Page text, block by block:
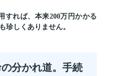
すれば、本来200万円かかる
珍しくありません。
分かれ道。手続